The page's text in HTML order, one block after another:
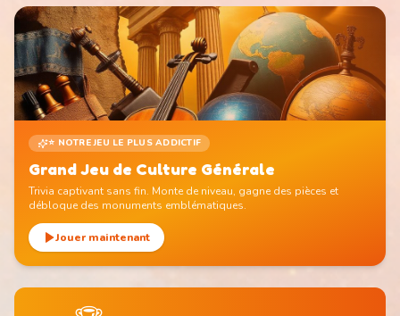
⭐ NOTRE JEU LE PLUS ADDICTIF
Grand Jeu de Culture Générale
Trivia captivant sans fin. Monte de niveau, gagne des pièces et
débloque des monuments emblématiques.
Jouer maintenant